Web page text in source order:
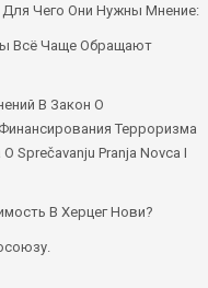
Чего Они Нужны Мнение:
Всё Чаще Обращают
В Закон О
Терроризма
Sprečavanju Pranja Novca I
В Херцег Нови?